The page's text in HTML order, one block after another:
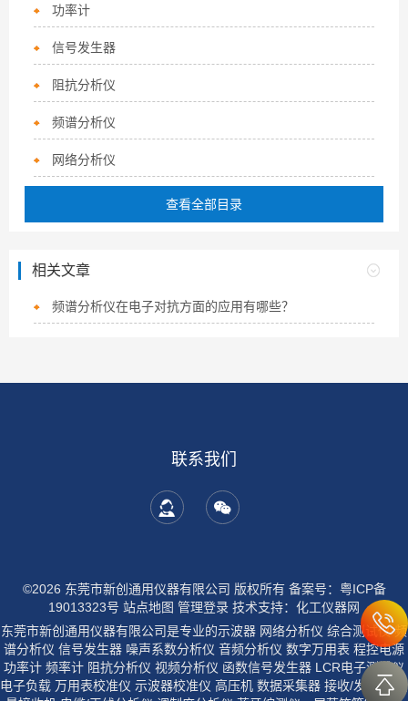
功率计
信号发生器
阻抗分析仪
频谱分析仪
网络分析仪
查看全部目录
相关文章
频谱分析仪在电子对抗方面的应用有哪些？
联系我们
©2026 东莞市新创通用仪器有限公司 版权所有 备案号：粤ICP备
19013323号 站点地图 管理登录 技术支持： 化工仪器网
东莞市新创通用仪器有限公司是专业的示波器 网络分析仪 综合测试仪 频
谱分析仪 信号发生器 噪声系数分析仪 音频分析仪 数字万用表 程控电源
功率计 频率计 阻抗分析仪 视频分析仪 函数信号发生器 LCR电子测试仪
电子负载 万用表校准仪 示波器校准仪 高压机 数据采集器 接收/发射机 测